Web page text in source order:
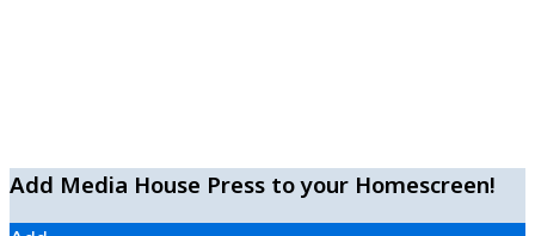
Add Media House Press to your Homescreen!